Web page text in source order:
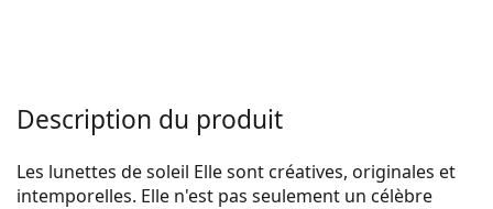
Description du produit
Les lunettes de soleil Elle sont créatives, originales et
intemporelles. Elle n'est pas seulement un célèbre